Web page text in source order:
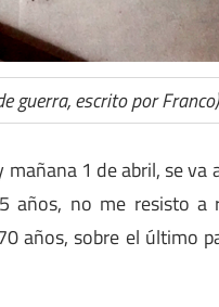
guerra, escrito por Franco)
1 de abril, se va
años, no me resisto a
años, sobre el último